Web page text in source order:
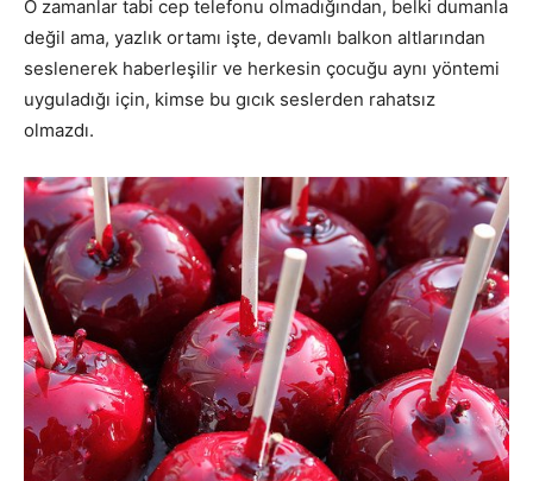
O zamanlar tabi cep telefonu olmadığından, belki dumanla
değil ama, yazlık ortamı işte, devamlı balkon altlarından
seslenerek haberleşilir ve herkesin çocuğu aynı yöntemi
uyguladığı için, kimse bu gıcık seslerden rahatsız
olmazdı.